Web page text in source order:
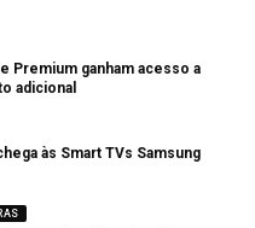
Premium ganham acesso a
adicional
às Smart TVs Samsung